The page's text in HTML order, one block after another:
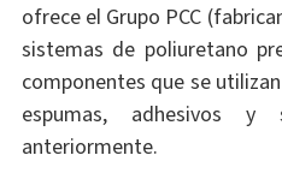
ofrece el Grupo PCC
sistemas de poliuretano
componentes que se
espumas, adhesivos y
anteriormente.